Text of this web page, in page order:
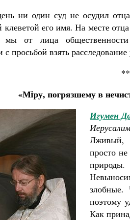
ни один суд не осудил
клеветой его имя. На месте
мы от лица
просьбой взять
«Мiру, погрязшему в
Игумен
Лживый,
просто
злобные.
поэтому
Как